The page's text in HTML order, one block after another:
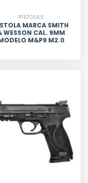
PISTOLAS
MARCA SMITH
WESSON CAL. 9MM
M&P9 M2.0